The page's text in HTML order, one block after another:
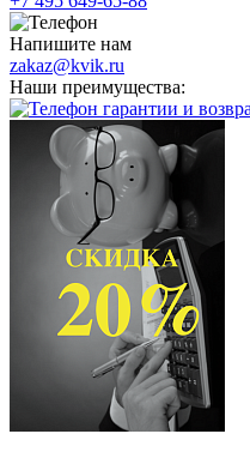
Напишите нам
zakaz@kvik.ru
Наши преимущества:
гарантии и